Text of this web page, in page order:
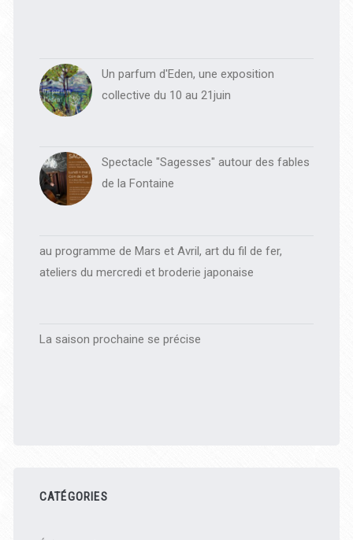
Un parfum d'Eden, une exposition
collective du 10 au 21juin
Spectacle "Sagesses" autour des fables
de la Fontaine
au programme de Mars et Avril, art du fil de fer,
ateliers du mercredi et broderie japonaise
La saison prochaine se précise
CATÉGORIES